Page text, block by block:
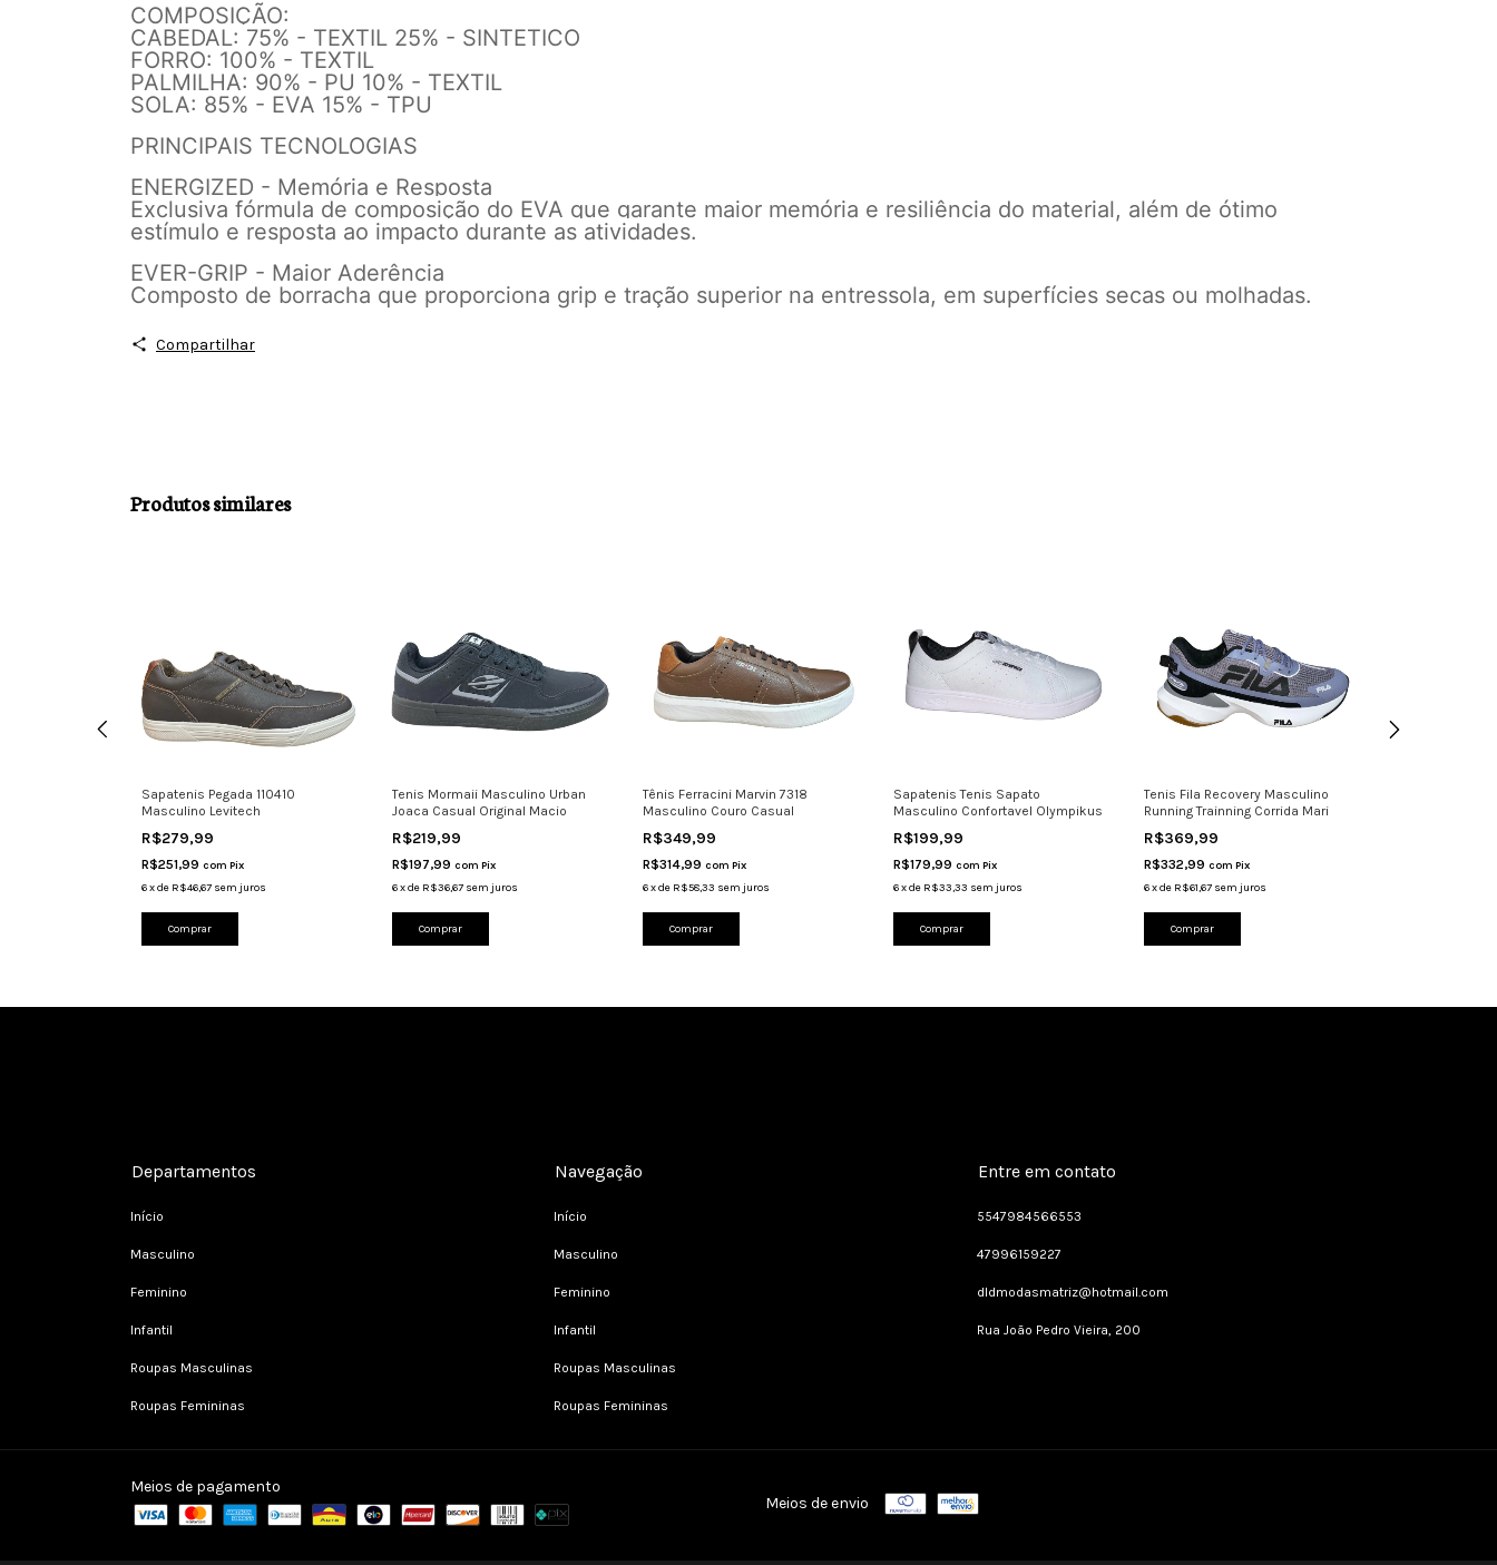
COMPOSIÇÃO:
CABEDAL: 75% - TEXTIL 25% - SINTETICO
FORRO: 100% - TEXTIL
PALMILHA: 90% - PU 10% - TEXTIL
SOLA: 85% - EVA 15% - TPU
PRINCIPAIS TECNOLOGIAS
ENERGIZED - Memória e Resposta
Exclusiva fórmula de composição do EVA que garante maior memória e resiliência do material, além de ótimo
estímulo e resposta ao impacto durante as atividades.
EVER-GRIP - Maior Aderência
Composto de borracha que proporciona grip e tração superior na entressola, em superfícies secas ou molhadas.
Compartilhar
Produtos similares
Sapatenis Pegada 110410
Masculino Levitech
R$279,99
R$251,99 com Pix
6xde R$46,67 sem juros
Comprar
Tenis Mormaii Masculino Urban
Joaca Casual Original Macio
R$219,99
R$197,99 com Pix
6xde R$36,67 sem juros
Comprar
Tênis Ferracini Marvin 7318
Masculino Couro Casual
R$349,99
R$314,99 com Pix
6xde R$58,33 sem juros
Comprar
Sapatenis Tenis Sapato
Masculino Confortavel Olympikus
R$199,99
R$179,99 com Pix
6xde R$33,33 sem juros
Comprar
Tenis Fila Recovery Masculino
Running Trainning Corrida Mari
R$369,99
R$332,99 com Pix
6xde R$61,67 sem juros
Comprar
Departamentos
Início
Masculino
Feminino
Infantil
Roupas Masculinas
Roupas Femininas
Navegação
Início
Masculino
Feminino
Infantil
Roupas Masculinas
Roupas Femininas
Entre em contato
5547984566553
47996159227
dldmodasmatriz@hotmail.com
Rua João Pedro Vieira, 200
Meios de pagamento
Meios de envio